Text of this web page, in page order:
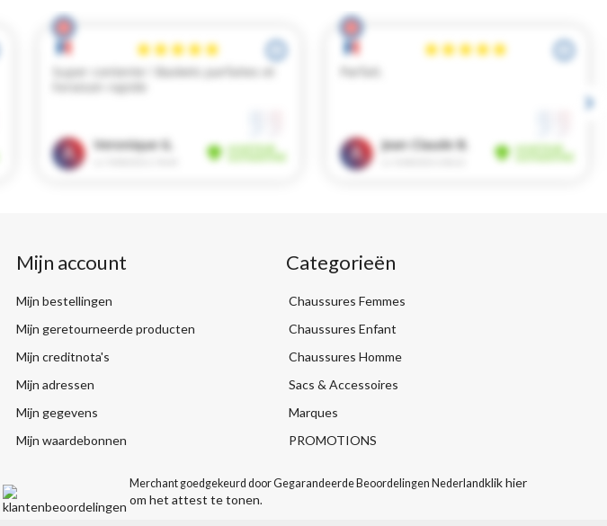
Mijn account
Mijn bestellingen
Mijn geretourneerde producten
Mijn creditnota's
Mijn adressen
Mijn gegevens
Mijn waardebonnen
Categorieën
Chaussures Femmes
Chaussures Enfant
Chaussures Homme
Sacs & Accessoires
Marques
PROMOTIONS
Merchant goedgekeurd door Gegarandeerde Beoordelingen Nederlandklik hier
om het attest te tonen.